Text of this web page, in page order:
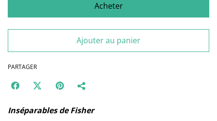
Acheter
Ajouter au panier
PARTAGER
Inséparables de Fisher